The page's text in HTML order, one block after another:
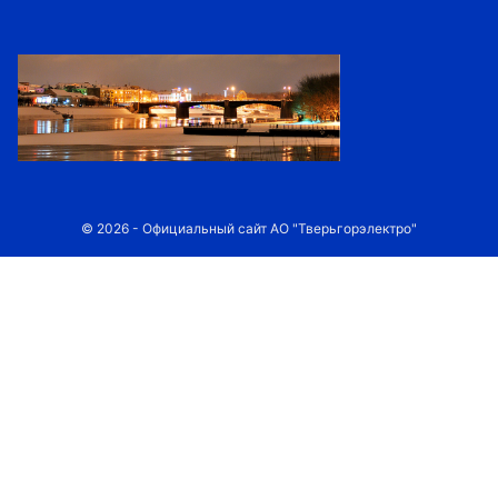
© 2026 - Официальный сайт АО "Тверьгорэлектро"